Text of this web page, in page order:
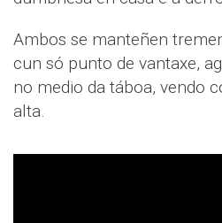
Ambos se manteñen
cun só punto de vantaxe,
no medio da táboa, vendo
alta.